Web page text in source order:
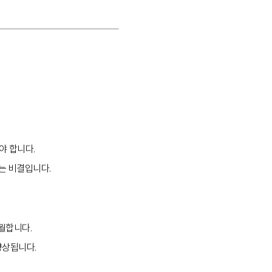
합니다.
비결입니다.
합니다.
됩니다.